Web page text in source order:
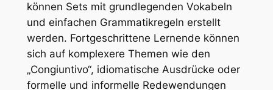
können Sets mit grundlegenden Vokabeln
und einfachen Grammatikregeln erstellt
werden. Fortgeschrittene Lernende können
sich auf komplexere Themen wie den
„Congiuntivo“, idiomatische Ausdrücke oder
formelle und informelle Redewendungen